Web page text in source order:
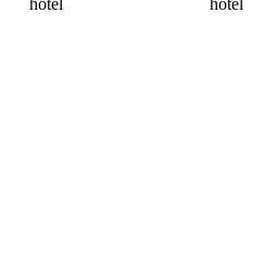
hotel
hotel